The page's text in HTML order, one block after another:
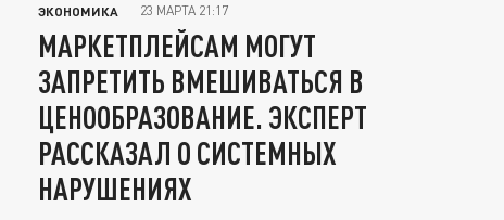
ЭКОНОМИКА 23 МАРТА 21:17
МАРКЕТПЛЕЙСАМ МОГУТ
ЗАПРЕТИТЬ ВМЕШИВАТЬСЯ В
ЦЕНООБРАЗОВАНИЕ. ЭКСПЕРТ
РАССКАЗАЛ О СИСТЕМНЫХ
НАРУШЕНИЯХ